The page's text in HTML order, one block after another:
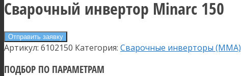
Сварочный инвертор Minarc 150
Отправить заявку
Артикул: 6102150 Категория: Сварочные инверторы (MMA)
ПОДБОР ПО ПАРАМЕТРАМ